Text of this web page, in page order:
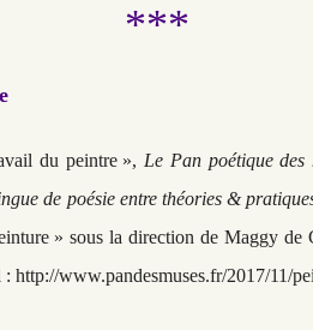
***
du peintre », Le Pan poétique des
de poésie entre théories &
» sous la direction de Maggy de
: http://www.pandesmuses.fr/2017/11/